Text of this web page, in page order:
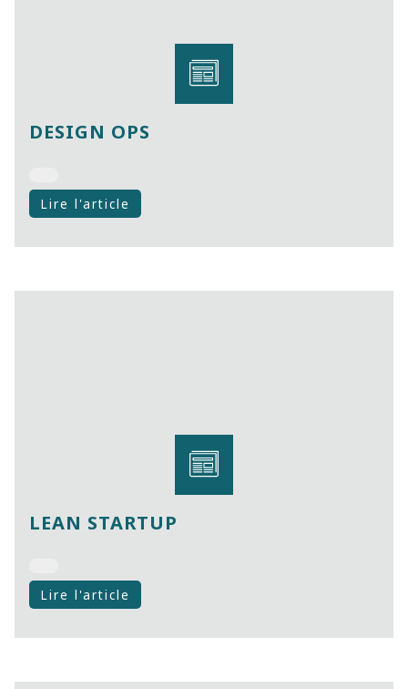
DESIGN OPS
Lire l'article
LEAN STARTUP
Lire l'article